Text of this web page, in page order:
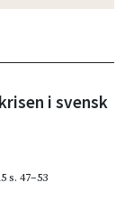
i svensk
s. 47–53